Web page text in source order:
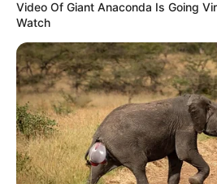
Video Of Giant Anaconda Is Going
Watch